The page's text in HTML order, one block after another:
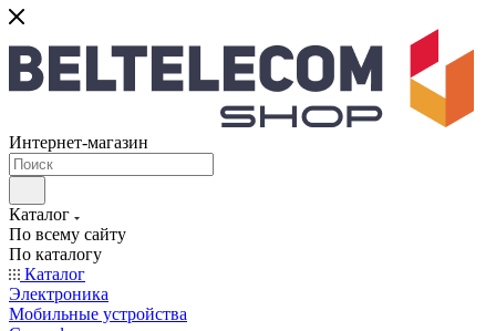
Интернет-магазин
Каталог
По всему сайту
По каталогу
Каталог
Электроника
Мобильные устройства